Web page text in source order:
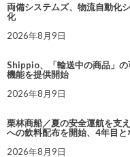
両備システムズ、物流自動化
化
2026年8月9日
Shippio、「輸送中の商品」
機能を提供開始
2026年8月9日
栗林商船／夏の安全運航を支
への飲料配布を開始、4年目
2026年8月9日